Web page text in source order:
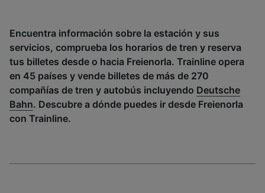
Encuentra información sobre la estación y sus
servicios, comprueba los horarios de tren y reserva
tus billetes desde o hacia Freienorla. Trainline opera
en 45 países y vende billetes de más de 270
compañías de tren y autobús incluyendo Deutsche
Bahn. Descubre a dónde puedes ir desde Freienorla
con Trainline.